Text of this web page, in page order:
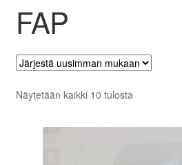
Käyttöehdot
Kuljetus
Maailmanlaajuinen toimitus
Maksut
FAP
Näytetään kaikki 10 tulostaSorted
latest